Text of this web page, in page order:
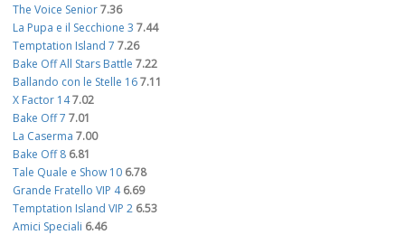
The Voice Senior7.36
La Pupa e il Secchione 3 7.44
Temptation Island 7 7.26
Bake Off All Stars Battle 7.22
Ballando con le Stelle 167.11
X Factor 147.02
Bake Off 7 7.01
La Caserma 7.00
Bake Off 8 6.81
Tale Quale e Show 10 6.78
Grande Fratello VIP 4 6.69
Temptation Island VIP 2 6.53
Amici Speciali 6.46